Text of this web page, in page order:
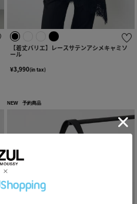
【着丈バリエ】レースサテンアシメキャミソ
ール
¥3,990(in tax)
NEW 予約商品